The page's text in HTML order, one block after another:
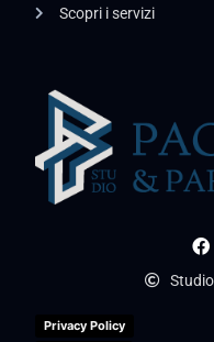
Privacy Policy
Scopri i servizi